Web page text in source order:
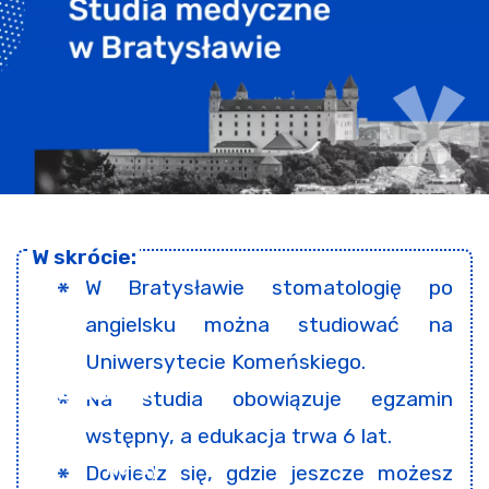
W Bratysławie stomatologię po
angielsku można studiować na
Uniwersytecie Komeńskiego.
Na studia obowiązuje egzamin
wstępny, a edukacja trwa 6 lat.
Dowiedz się, gdzie jeszcze możesz